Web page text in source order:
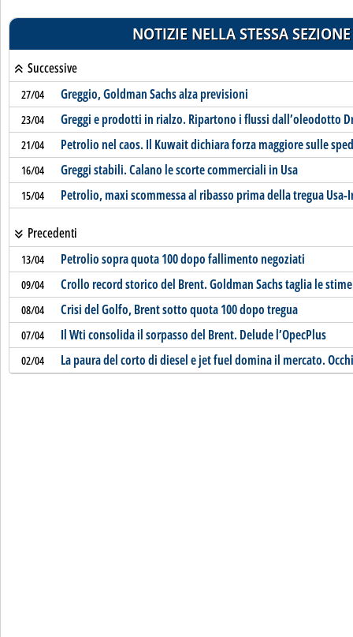
NOTIZIE NELLA STESSA SEZIONE
Successive
27/04 Greggio, Goldman Sachs alza previsioni
23/04 Greggi e prodotti in rialzo. Ripartono i flussi dall’oleodotto
21/04 Petrolio nel caos. Il Kuwait dichiara forza maggiore sulle
16/04 Greggi stabili. Calano le scorte commerciali in Usa
15/04 Petrolio, maxi scommessa al ribasso prima della tregua Usa-
Precedenti
13/04 Petrolio sopra quota 100 dopo fallimento negoziati
09/04 Crollo record storico del Brent. Goldman Sachs taglia le stime
08/04 Crisi del Golfo, Brent sotto quota 100 dopo tregua
07/04 Il Wti consolida il sorpasso del Brent. Delude l’OpecPlus
02/04 La paura del corto di diesel e jet fuel domina il mercato.